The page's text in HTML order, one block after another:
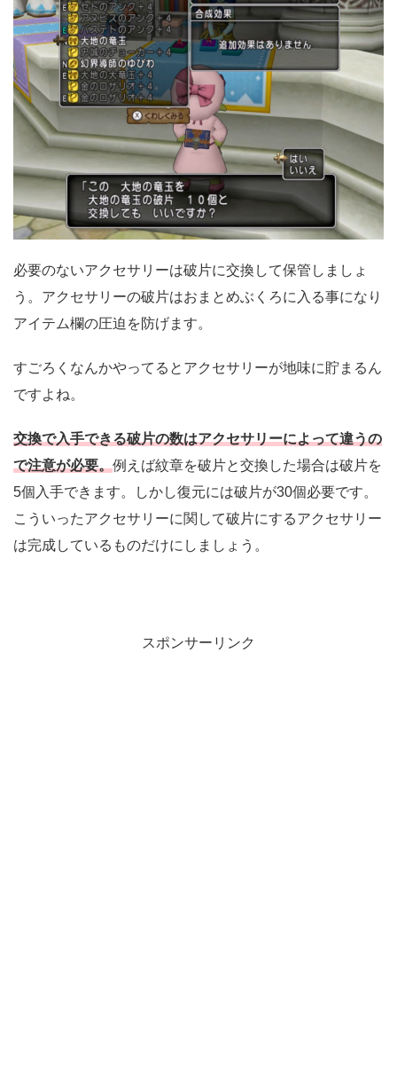
必要のないアクセサリーは破片に交換して保管しましょ
う。アクセサリーの破片はおまとめぶくろに入る事になり
アイテム欄の圧迫を防げます。
すごろくなんかやってるとアクセサリーが地味に貯まるん
ですよね。
交換で入手できる破片の数はアクセサリーによって違うの
で注意が必要。例えば紋章を破片と交換した場合は破片を
5個入手できます。しかし復元には破片が30個必要です。
こういったアクセサリーに関して破片にするアクセサリー
は完成しているものだけにしましょう。
スポンサーリンク